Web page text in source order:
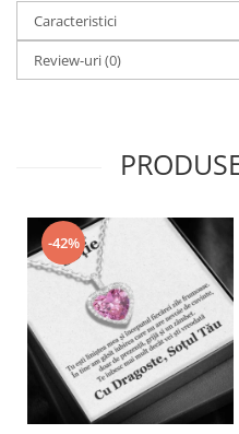
Caracteristici
Review-uri(0)
-42%